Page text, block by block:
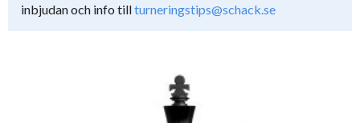
inbjudan och info tillturneringstips@schack.se